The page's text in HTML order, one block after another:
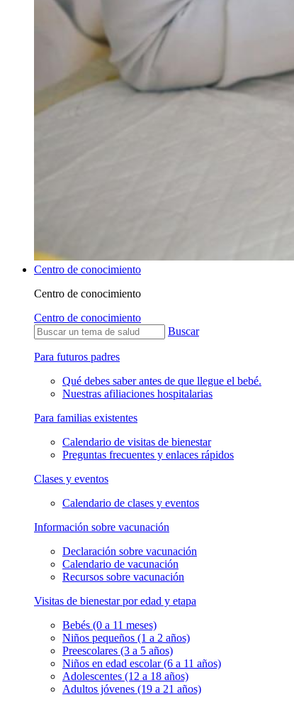
Centro de conocimiento
Centro de conocimiento
Centro de conocimiento
Buscar
Para futuros padres
Qué debes saber antes de que llegue el bebé.
Nuestras afiliaciones hospitalarias
Para familias existentes
Calendario de visitas de bienestar
Preguntas frecuentes y enlaces rápidos
Clases y eventos
Calendario de clases y eventos
Información sobre vacunación
Declaración sobre vacunación
Calendario de vacunación
Recursos sobre vacunación
Visitas de bienestar por edad y etapa
Bebés (0 a 11 meses)
Niños pequeños (1 a 2 años)
Preescolares (3 a 5 años)
Niños en edad escolar (6 a 11 años)
Adolescentes (12 a 18 años)
Adultos jóvenes (19 a 21 años)